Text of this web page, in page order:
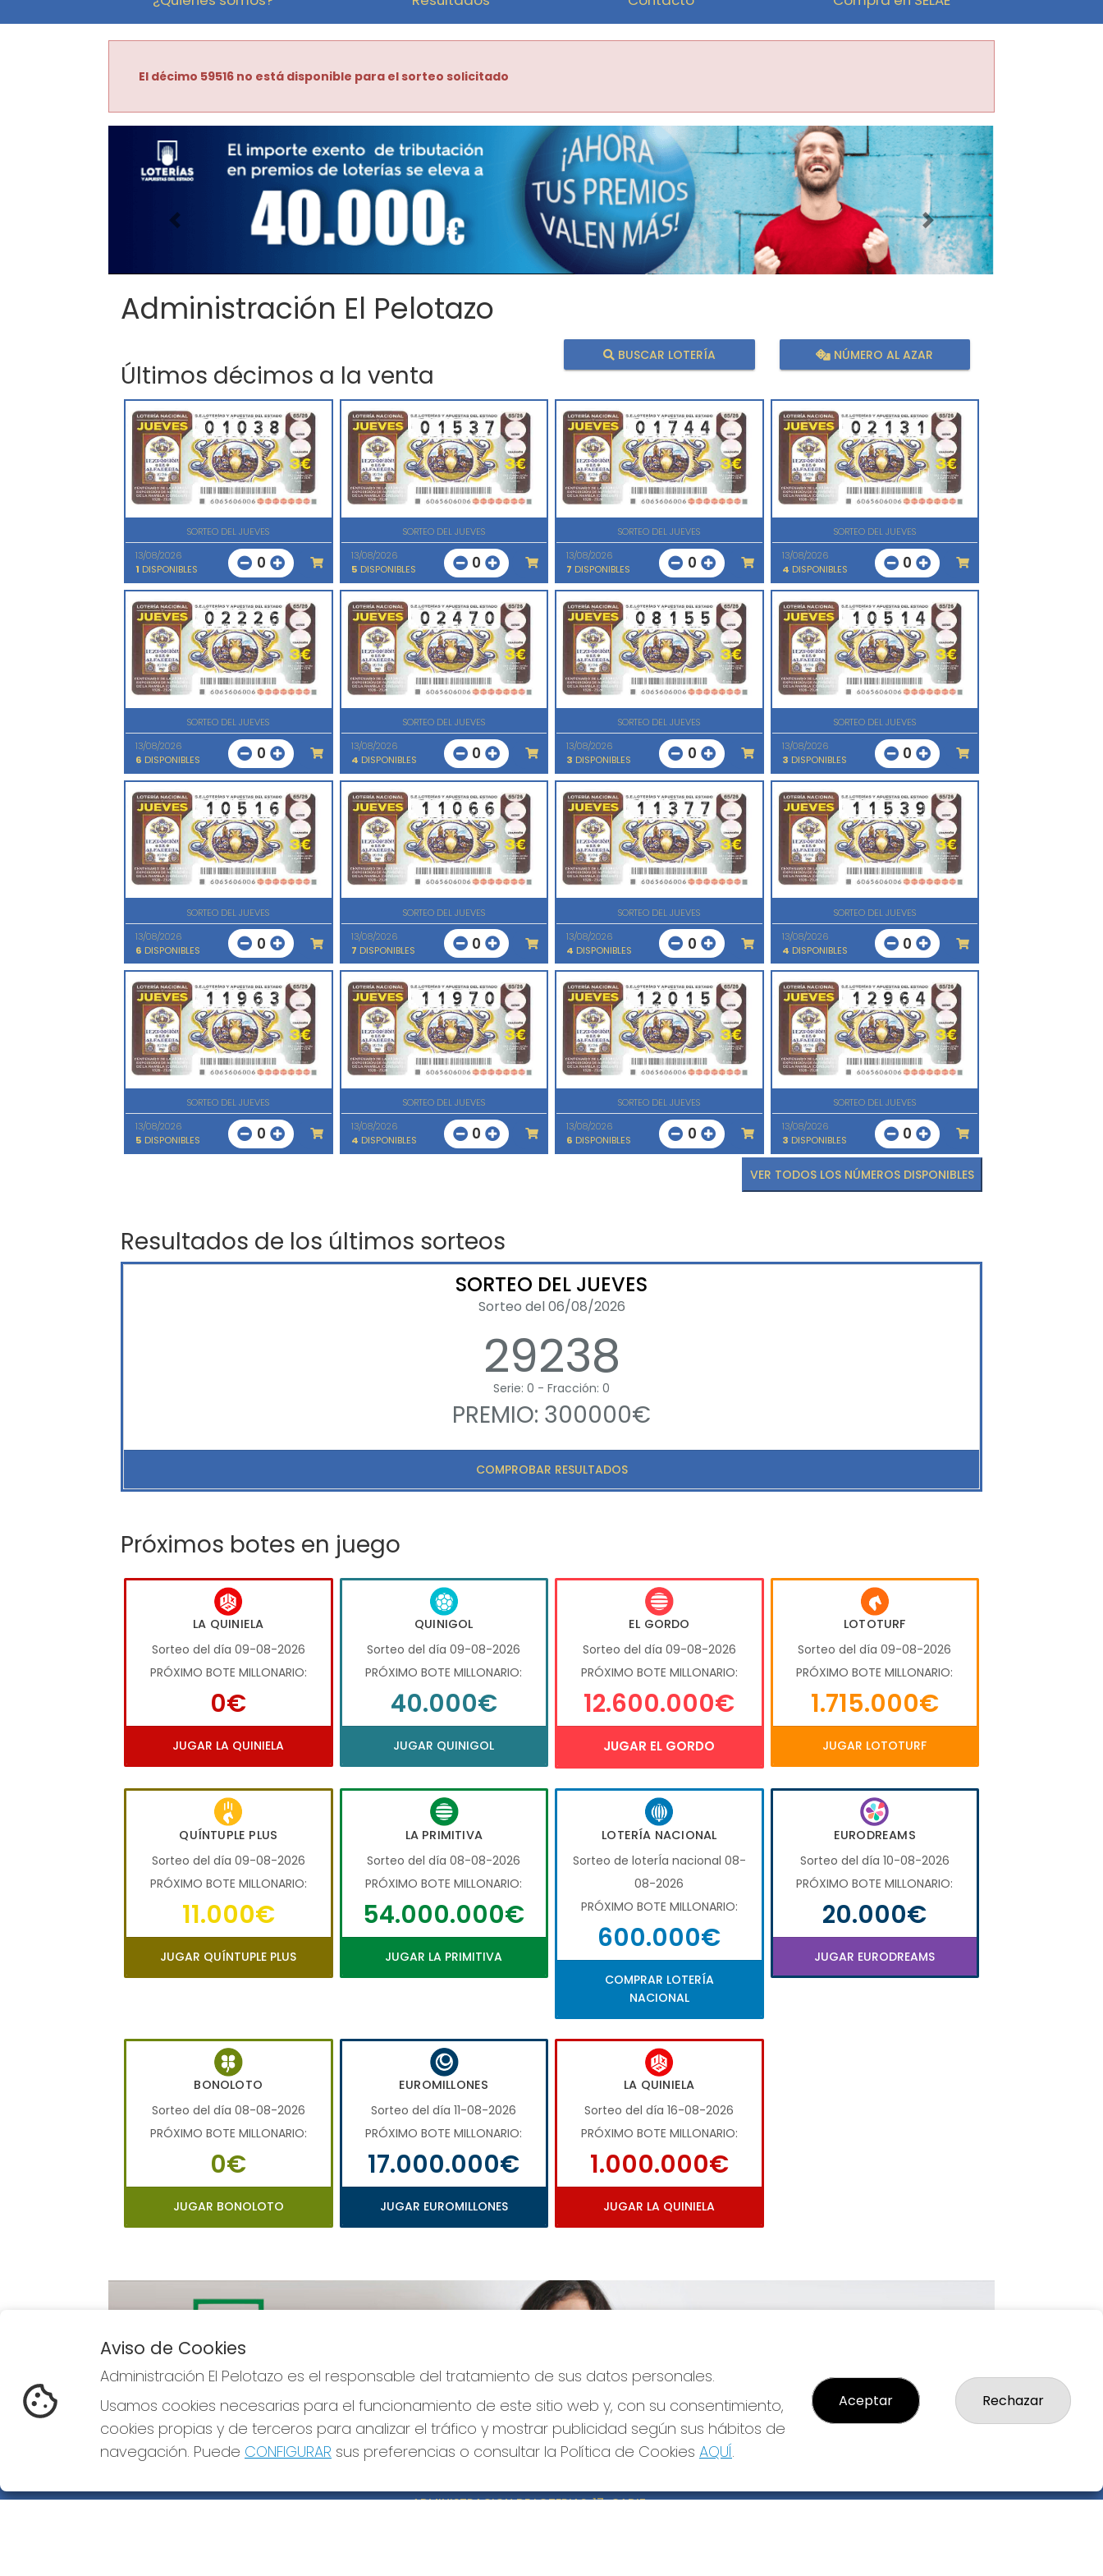
El décimo 59516 no está disponible para el sorteo solicitado
Imagen anterior Imagen siguiente
Administración El Pelotazo
Últimos décimos a la venta
BUSCAR LOTERÍA NÚMERO AL AZAR
SORTEO DEL JUEVES
13/08/2026
1 DISPONIBLES 0
SORTEO DEL JUEVES
13/08/2026
5 DISPONIBLES 0
SORTEO DEL JUEVES
13/08/2026
7 DISPONIBLES 0
SORTEO DEL JUEVES
13/08/2026
4 DISPONIBLES 0
SORTEO DEL JUEVES
13/08/2026
6 DISPONIBLES 0
SORTEO DEL JUEVES
13/08/2026
4 DISPONIBLES 0
SORTEO DEL JUEVES
13/08/2026
3 DISPONIBLES 0
SORTEO DEL JUEVES
13/08/2026
3 DISPONIBLES 0
SORTEO DEL JUEVES
13/08/2026
6 DISPONIBLES 0
SORTEO DEL JUEVES
13/08/2026
7 DISPONIBLES 0
SORTEO DEL JUEVES
13/08/2026
4 DISPONIBLES 0
SORTEO DEL JUEVES
13/08/2026
4 DISPONIBLES 0
SORTEO DEL JUEVES
13/08/2026
5 DISPONIBLES 0
SORTEO DEL JUEVES
13/08/2026
4 DISPONIBLES 0
SORTEO DEL JUEVES
13/08/2026
6 DISPONIBLES 0
SORTEO DEL JUEVES
13/08/2026
3 DISPONIBLES 0
VER TODOS LOS NÚMEROS DISPONIBLES
Resultados de los últimos sorteos
SORTEO DEL JUEVES
Sorteo del 06/08/2026
29238
Serie: 0 - Fracción: 0
PREMIO: 300000€
COMPROBAR RESULTADOS
Próximos botes en juego
LA QUINIELA
Sorteo del día 09-08-2026
PRÓXIMO BOTE MILLONARIO:
0€
JUGAR LA QUINIELA
QUINIGOL
Sorteo del día 09-08-2026
PRÓXIMO BOTE MILLONARIO:
40.000€
JUGAR QUINIGOL
EL GORDO
Sorteo del día 09-08-2026
PRÓXIMO BOTE MILLONARIO:
12.600.000€
JUGAR EL GORDO
LOTOTURF
Sorteo del día 09-08-2026
PRÓXIMO BOTE MILLONARIO:
1.715.000€
JUGAR LOTOTURF
QUÍNTUPLE PLUS
Sorteo del día 09-08-2026
PRÓXIMO BOTE MILLONARIO:
11.000€
JUGAR QUÍNTUPLE PLUS
LA PRIMITIVA
Sorteo del día 08-08-2026
PRÓXIMO BOTE MILLONARIO:
54.000.000€
JUGAR LA PRIMITIVA
LOTERÍA NACIONAL
Sorteo de loterÍa nacional 08-
08-2026
PRÓXIMO BOTE MILLONARIO:
600.000€
COMPRAR LOTERÍA
NACIONAL
EURODREAMS
Sorteo del día 10-08-2026
PRÓXIMO BOTE MILLONARIO:
20.000€
JUGAR EURODREAMS
BONOLOTO
Sorteo del día 08-08-2026
PRÓXIMO BOTE MILLONARIO:
0€
JUGAR BONOLOTO
EUROMILLONES
Sorteo del día 11-08-2026
PRÓXIMO BOTE MILLONARIO:
17.000.000€
JUGAR EUROMILLONES
LA QUINIELA
Sorteo del día 16-08-2026
PRÓXIMO BOTE MILLONARIO:
1.000.000€
JUGAR LA QUINIELA
Imagen anterior Imagen siguiente
ADMINISTRACION DE LOTERIAS: 17-CADIZ -
Aviso de Cookies
Administración El Pelotazo es el responsable del tratamiento de sus datos personales.
Usamos cookies necesarias para el funcionamiento de este sitio web y, con su consentimiento,
cookies propias y de terceros para analizar el tráfico y mostrar publicidad según sus hábitos de
navegación. Puede CONFIGURAR sus preferencias o consultar la Política de Cookies AQUÍ.
Aceptar Rechazar